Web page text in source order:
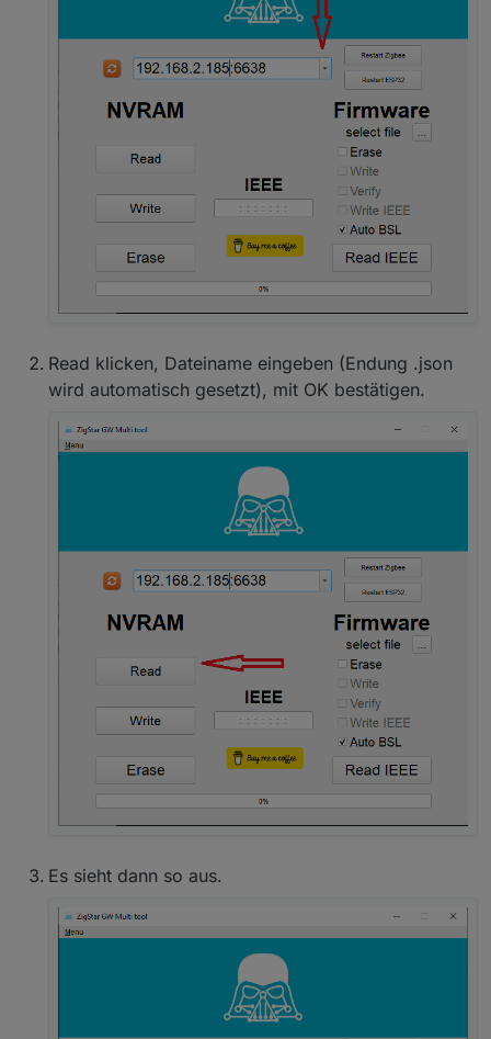
Read klicken, Dateiname eingeben (Endung .json
wird automatisch gesetzt), mit OK bestätigen.
Es sieht dann so aus.